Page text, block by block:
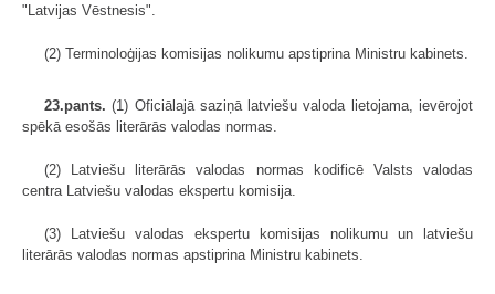
"Latvijas Vēstnesis".
(2) Terminoloģijas komisijas nolikumu apstiprina Ministru kabinets.
23.pants. (1) Oficiālajā saziņā latviešu valoda lietojama, ievērojot
spēkā esošās literārās valodas normas.
(2) Latviešu literārās valodas normas kodificē Valsts valodas
centra Latviešu valodas ekspertu komisija.
(3) Latviešu valodas ekspertu komisijas nolikumu un latviešu
literārās valodas normas apstiprina Ministru kabinets.